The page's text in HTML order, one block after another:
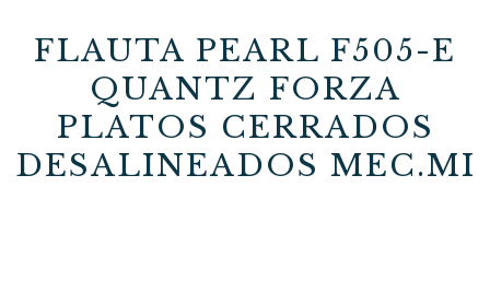
FLAUTA PEARL F505-E
QUANTZ FORZA
PLATOS CERRADOS
DESALINEADOS MEC.MI